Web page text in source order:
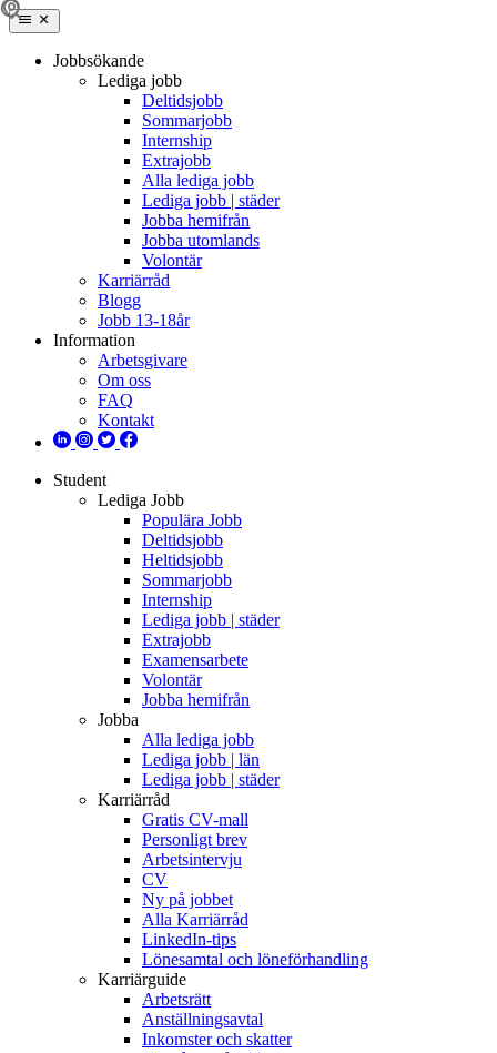
Jobbsökande
Lediga jobb
Deltidsjobb
Sommarjobb
Internship
Extrajobb
Alla lediga jobb
Lediga jobb | städer
Jobba hemifrån
Jobba utomlands
Volontär
Karriärråd
Blogg
Jobb 13-18år
Information
Arbetsgivare
Om oss
FAQ
Kontakt
Student
Lediga Jobb
Populära Jobb
Deltidsjobb
Heltidsjobb
Sommarjobb
Internship
Lediga jobb | städer
Extrajobb
Examensarbete
Volontär
Jobba hemifrån
Jobba
Alla lediga jobb
Lediga jobb | län
Lediga jobb | städer
Karriärråd
Gratis CV-mall
Personligt brev
Arbetsintervju
CV
Ny på jobbet
Alla Karriärråd
LinkedIn-tips
Lönesamtal och löneförhandling
Karriärguide
Arbetsrätt
Anställningsavtal
Inkomster och skatter